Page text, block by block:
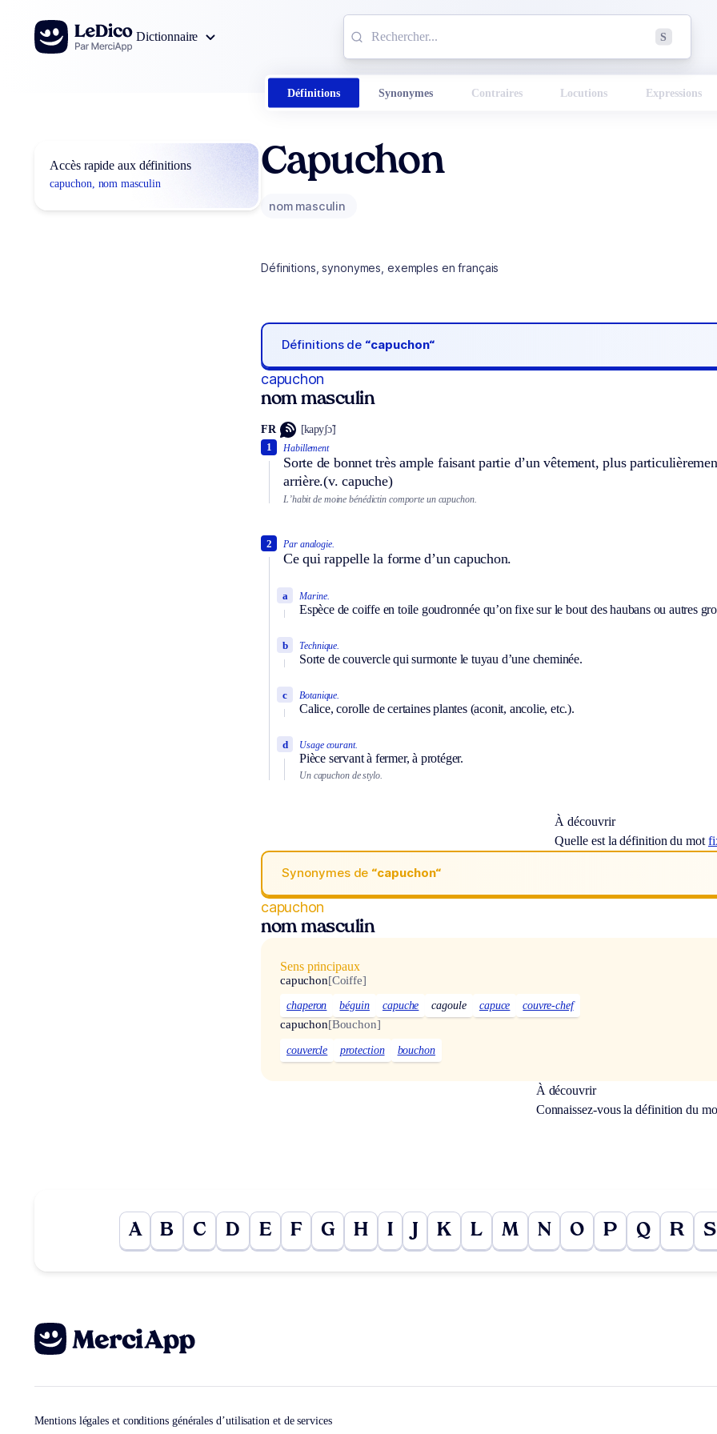
Aller au contenu
Dictionnaire
S
Définitions Synonymes Contraires Locutions Expressions
Accès rapide aux définitions
capuchon, nom masculin
Capuchon
nom masculin
Définitions, synonymes, exemples en français
Définitions de “capuchon“
capuchon
nom masculin
FR [kapyʃɔ̃]
Habillement
Sorte de bonnet très ample faisant partie d’un vêtement, plus
arrière.(v. capuche)
1
L’habit de moine bénédictin comporte un capuchon.
Par analogie.
Ce qui rappelle la forme d’un capuchon.
2
Marine.
Espèce de coiffe en toile goudronnée qu’on fixe sur le bout des haubans ou autres
a
Technique.
Sorte de couvercle qui surmonte le tuyau d’une cheminée.
b
Botanique.
Calice, corolle de certaines plantes (aconit, ancolie, etc.).
c
Usage courant.
Pièce servant à fermer, à protéger.
d
Un capuchon de stylo.
À découvrir
Quelle est la définition du mot
Synonymes de “capuchon“
capuchon
nom masculin
Sens principaux
capuchon[Coiffe]
chaperon béguin capuche cagoule capuce couvre-chef
capuchon[Bouchon]
couvercle protection bouchon
À découvrir
Connaissez-vous la définition du
A B C D E F G H I J K L M N O P Q R S
Mentions légales et conditions générales d’utilisation et de services